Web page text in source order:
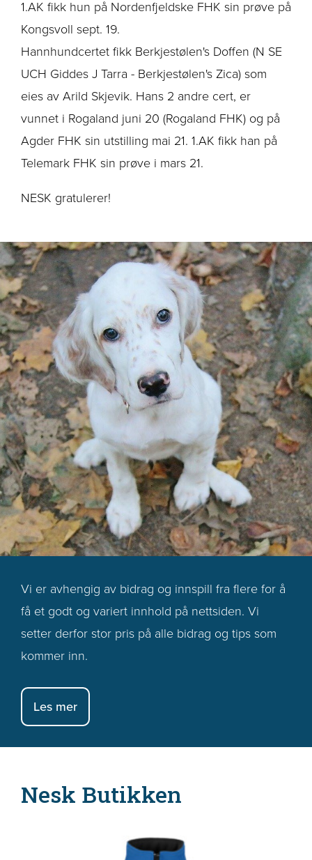
1.AK fikk hun på Nordenfjeldske FHK sin prøve på
Kongsvoll sept. 19.
Hannhundcertet fikk Berkjestølen's Doffen (N SE
UCH Giddes J Tarra - Berkjestølen's Zica) som
eies av Arild Skjevik. Hans 2 andre cert, er
vunnet i Rogaland juni 20 (Rogaland FHK) og på
Agder FHK sin utstilling mai 21. 1.AK fikk han på
Telemark FHK sin prøve i mars 21.
NESK gratulerer!
Vi er avhengig av bidrag og innspill fra flere for å
få et godt og variert innhold på nettsiden. Vi
setter derfor stor pris på alle bidrag og tips som
kommer inn.
Les mer
Nesk Butikken